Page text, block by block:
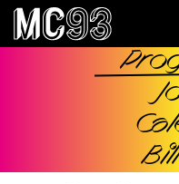
Aller
contenu
Navigation